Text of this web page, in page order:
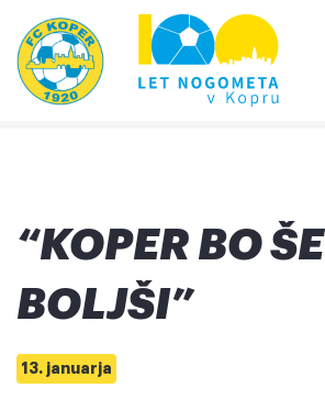
“KOPER BO ŠE
BOLJŠI”
13. januarja